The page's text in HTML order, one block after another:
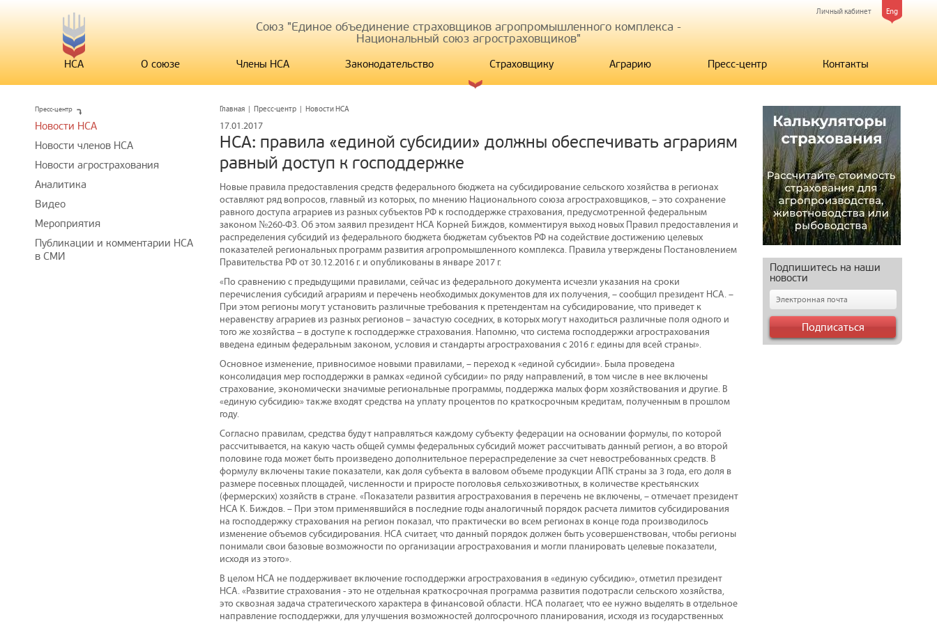
Eng
Личный кабинет
Союз "Единое объединение страховщиков агропромышленного комплекса -
Национальный союз агростраховщиков"
НСА О союзе Члены НСА Законодательство Страховщику Аграрию Пресс-центр Контакты
Главная | Пресс-центр | Новости НСА
17.01.2017
НСА: правила «единой субсидии» должны обеспечивать аграриям
равный доступ к господдержке
Новые правила предоставления средств федерального бюджета на субсидирование сельского хозяйства в регионах
оставляют ряд вопросов, главный из которых, по мнению Национального союза агростраховщиков, – это сохранение
равного доступа аграриев из разных субъектов РФ к господдержке страхования, предусмотренной федеральным
законом №260-ФЗ. Об этом заявил президент НСА Корней Биждов, комментируя выход новых Правил предоставления и
распределения субсидий из федерального бюджета бюджетам субъектов РФ на содействие достижению целевых
показателей региональных программ развития агропромышленного комплекса. Правила утверждены Постановлением
Правительства РФ от 30.12.2016 г. и опубликованы в январе 2017 г.
«По сравнению с предыдущими правилами, сейчас из федерального документа исчезли указания на сроки
перечисления субсидий аграриям и перечень необходимых документов для их получения, – сообщил президент НСА. –
При этом регионы могут установить различные требования к претендентам на субсидирование, что приведет к
неравенству аграриев из разных регионов – зачастую соседних, в которых могут находиться различные поля одного и
того же хозяйства – в доступе к господдержке страхования. Напомню, что система господдержки агрострахования
введена единым федеральным законом, условия и стандарты агрострахования с 2016 г. едины для всей страны».
Основное изменение, привносимое новыми правилами, – переход к «единой субсидии». Была проведена
консолидация мер господдержки в рамках «единой субсидии» по ряду направлений, в том числе в нее включены
страхование, экономически значимые региональные программы, поддержка малых форм хозяйствования и другие. В
«единую субсидию» также входят средства на уплату процентов по краткосрочным кредитам, полученным в прошлом
году.
Согласно правилам, средства будут направляться каждому субъекту федерации на основании формулы, по которой
рассчитывается, на какую часть общей суммы федеральных субсидий может рассчитывать данный регион, а во второй
половине года может быть произведено дополнительное перераспределение за счет невостребованных средств. В
формулу включены такие показатели, как доля субъекта в валовом объеме продукции АПК страны за 3 года, его доля в
размере посевных площадей, численности и приросте поголовья сельхозживотных, в количестве крестьянских
(фермерских) хозяйств в стране. «Показатели развития агрострахования в перечень не включены, – отмечает президент
НСА К. Биждов. – При этом применявшийся в последние годы аналогичный порядок расчета лимитов субсидирования
на господдержку страхования на регион показал, что практически во всем регионах в конце года производилось
изменение объемов субсидирования. НСА считает, что данный порядок должен быть усовершенствован, чтобы регионы
понимали свои базовые возможности по организации агрострахования и могли планировать целевые показатели,
исходя из этого».
В целом НСА не поддерживает включение господдержки агрострахования в «единую субсидию», отметил президент
НСА. «Развитие страхования - это не отдельная краткосрочная программа развития подотрасли сельского хозяйства,
это сквозная задача стратегического характера в финансовой области. НСА полагает, что ее нужно выделять в отдельное
направление господдержки, для улучшения возможностей долгосрочного планирования, исходя из государственных
Пресс-центр
Новости НСА
Новости членов НСА
Новости агрострахования
Аналитика
Видео
Мероприятия
Публикации и комментарии НСА
в СМИ
Подпишитесь на наши
новости